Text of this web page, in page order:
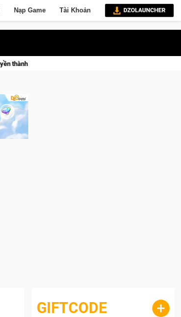
Nạp Game Tài Khoản
CFVL 2026 Mùa 2 khép lại với hành trình đầy cảm xúc,
GIFTCODE +